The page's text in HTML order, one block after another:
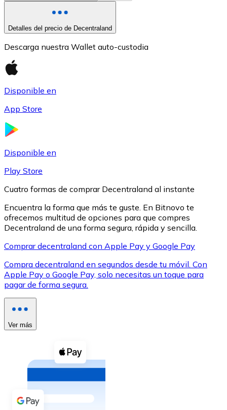
XRP
XRP
Efectivo
Comprar con efectivo
Transferencia SEPA
Añade fondos a tu cuenta Bitnovo o realiza compras
Detalles del precio de Decentraland
Descarga nuestra Wallet auto-custodia
Disponible en
App Store
Disponible en
Play Store
Cuatro formas de comprar Decentraland al instante
Encuentra la forma que más te guste. En Bitnovo te
ofrecemos multitud de opciones para que compres
Decentraland de una forma segura, rápida y sencilla.
Comprar decentraland con Apple Pay y Google Pay
Compra decentraland en segundos desde tu móvil. Con
Apple Pay o Google Pay, solo necesitas un toque para
pagar de forma segura.
Ver más